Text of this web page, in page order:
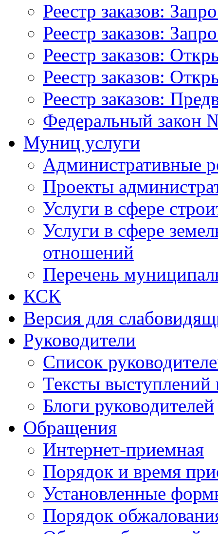
Реестр заказов:
Реестр заказов:
Реестр заказов:
Реестр заказов:
Реестр заказов:
Федеральный закон
Муниц услуги
Административные
Проекты
Услуги в сфере
Услуги в сфере
отношений
Перечень
КСК
Версия для
Руководители
Список
Тексты выступлений
Блоги руководителей
Обращения
Интернет-приемная
Порядок и время
Установленные
Порядок